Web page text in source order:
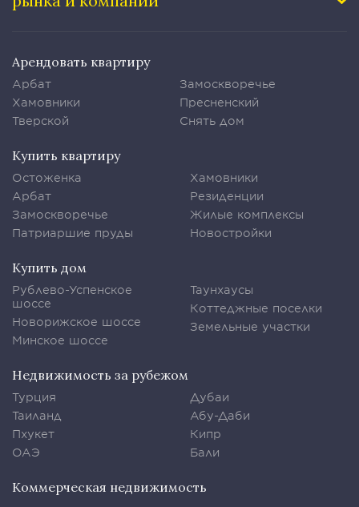
Арендовать квартиру
Арбат
Хамовники
Тверской
Замоскворечье
Пресненский
Снять дом
Купить квартиру
Остоженка
Арбат
Замоскворечье
Патриаршие пруды
Хамовники
Резиденции
Жилые комплексы
Новостройки
Купить дом
Рублево-Успенское
шоссе
Новорижское шоссе
Минское шоссе
Таунхаусы
Коттеджные поселки
Земельные участки
Недвижимость за рубежом
Турция
Таиланд
Пхукет
ОАЭ
Дубаи
Абу-Даби
Кипр
Бали
Коммерческая недвижимость